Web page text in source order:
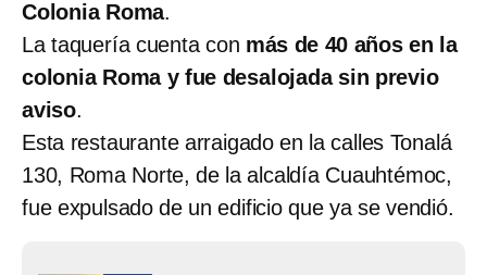
Colonia Roma.
La taquería cuenta con más de 40 años en la
colonia Roma y fue desalojada sin previo
aviso.
Esta restaurante arraigado en la calles Tonalá
130, Roma Norte, de la alcaldía Cuauhtémoc,
fue expulsado de un edificio que ya se vendió.